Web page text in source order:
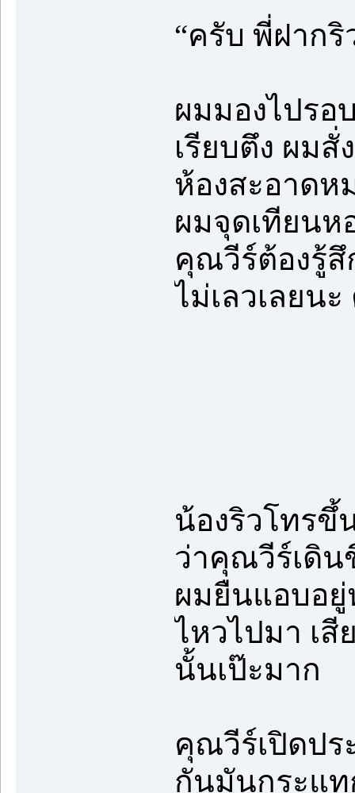
“ครับ พี่ฝาก
ผมมองไปรอ
เรียบตึง ผม
ห้องสะอาดห
ผมจุดเทียน
คุณวีร์ต้องรู้สึ
ไม่เลวเลยน
น้องริวโทรขึ้
ว่าคุณวีร์เดิ
ผมยืนแอบอยู่
ไหวไปมา เสี
นั้นเป๊ะมาก
คุณวีร์เปิดปร
กันมันกระแ